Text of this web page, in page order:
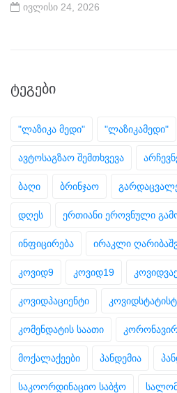
ივლისი 24, 2026
ᲢᲔᲒᲔᲑᲘ
"ლაზიკა მედი" "ლაზიკამედი"
ავტოსაგზაო შემთხვევა
ბაღი ბრინჯაო
დღეს ერთიანი ეროვნული
ინფიცირება ირაკლი
კოვიდ9 კოვიდ19
კოვიდპაციენტი
კომენდატის საათი
მოქალაქეები პანდემია
საკოორდინაციო საბჭო